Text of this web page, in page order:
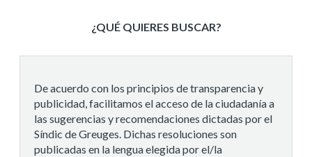
¿QUÉ QUIERES BUSCAR?
De acuerdo con los principios de transparencia y
publicidad, facilitamos el acceso de la ciudadanía a
las sugerencias y recomendaciones dictadas por el
Síndic de Greuges. Dichas resoluciones son
publicadas en la lengua elegida por el/la